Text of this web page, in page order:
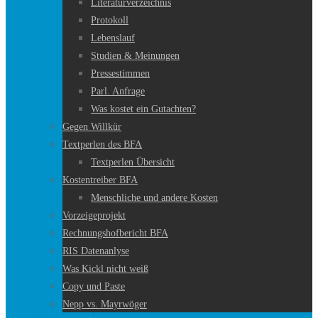
Literaturverzeichnis
Protokoll
Lebenslauf
Studien & Meinungen
Pressestimmen
Parl. Anfrage
Was kostet ein Gutachten?
Gegen Willkür
Textperlen des BFA
Textperlen Übersicht
Kostentreiber BFA
Menschliche und andere Kosten
Vorzeigeprojekt
Rechnungshofbericht BFA
RIS Datenanlyse
Was Kickl nicht weiß
Copy und Paste
Nepp vs. Mayrwöger